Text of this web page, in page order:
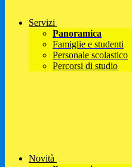
Servizi
Panoramica
Famiglie e studenti
Personale scolastico
Percorsi di studio
Novità